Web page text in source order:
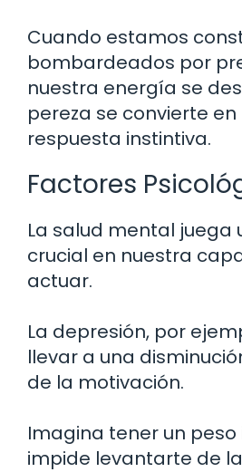
Cuando estamos
bombardeados por
nuestra energía se
pereza se convierte
respuesta instintiva.
Factores
La salud mental juega
crucial en nuestra
actuar.
La depresión, por
llevar a una
de la motivación.
Imagina tener un peso
impide levantarte de